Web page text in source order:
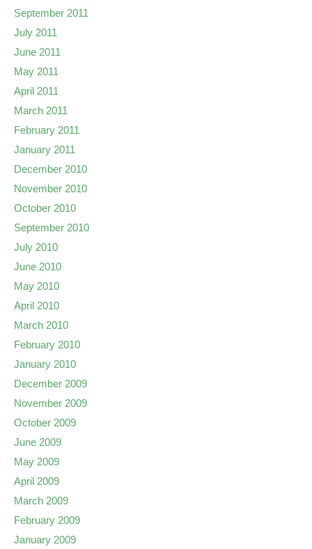
September 2011
July 2011
June 2011
May 2011
April 2011
March 2011
February 2011
January 2011
December 2010
November 2010
October 2010
September 2010
July 2010
June 2010
May 2010
April 2010
March 2010
February 2010
January 2010
December 2009
November 2009
October 2009
June 2009
May 2009
April 2009
March 2009
February 2009
January 2009